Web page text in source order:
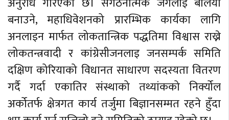
बनाउने, महाधिवेशनको प्रारम्भिक कार्यका लागि
अनलाइन मार्फत लोकतान्त्रिक पद्धतिमा विश्वास राख्ने
लोकतन्त्रवादी र कांग्रेसीजनलाइ जनसम्पर्क समिति
दक्षिण कोरियाको विधानत साधारण सदस्यता वितरण
गर्दै गर्दा एकातिर संस्थाको तथ्यांकको निर्क्योल
अर्कोतर्फ क्षेत्रगत कार्य तर्जुमा बिज्ञानसम्मत रहने हुँदा